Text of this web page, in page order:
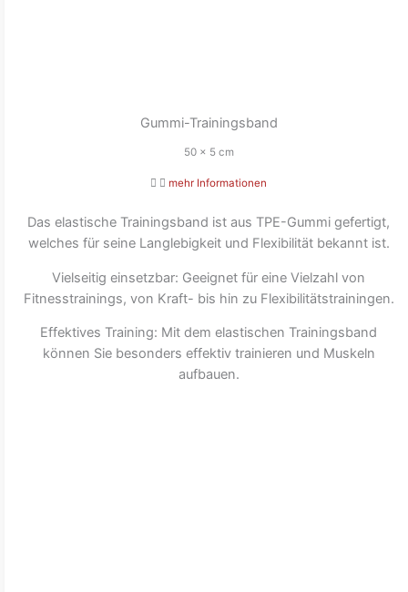
Gummi-Trainingsband
50 x 5 cm
mehr Informationen
Das elastische Trainingsband ist aus TPE-Gummi gefertigt,
welches für seine Langlebigkeit und Flexibilität bekannt ist.
Vielseitig einsetzbar: Geeignet für eine Vielzahl von
Fitnesstrainings, von Kraft- bis hin zu Flexibilitätstrainingen.
Effektives Training: Mit dem elastischen Trainingsband
können Sie besonders effektiv trainieren und Muskeln
aufbauen.